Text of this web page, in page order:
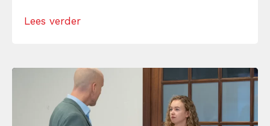
maar dat is niet zo. Assertiviteit draait juist
Lees verder